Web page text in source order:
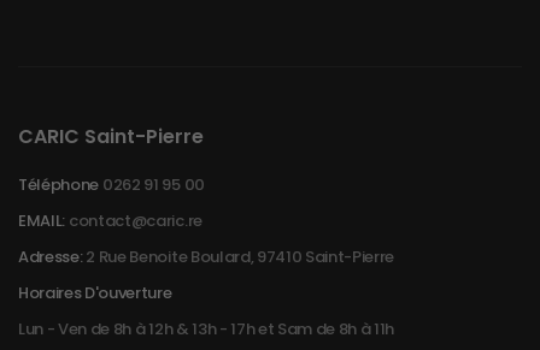
CARIC Saint-Pierre
Téléphone 0262 91 95 00
EMAIL: contact@caric.re
Adresse:2 Rue Benoite Boulard, 97410 Saint-Pierre
Horaires D'ouverture
Lun - Ven de 8h à 12h & 13h - 17h et Sam de 8h à 11h